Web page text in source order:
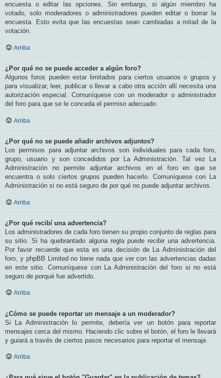
encuesta o editar las opciones. Sin embargo, si algún miembro ha
votado, solo moderadores o administradores pueden editar o borrar la
encuesta. Esto evita que las encuestas sean cambiadas a mitad de la
votación.
Arriba
¿Por qué no se puede acceder a algún foro?
Algunos foros pueden estar limitados para ciertos usuarios o grupos y
para visualizar, leer, publicar o llevar a cabo otra acción allí necesita una
autorización especial. Comuníquese con un moderador o administrador
del foro para que se le conceda el permiso adecuado.
Arriba
¿Por qué no se puede añadir archivos adjuntos?
Los permisos para adjuntar archivos son individuales para cada foro,
grupo, usuario y son concedidos por La Administración. Tal vez La
Administración no permite adjuntar archivos en el foro en que se
encuentra o solo ciertos grupos pueden hacerlo. Comuníquese con La
Administración si no está seguro de por qué no puede adjuntar archivos.
Arriba
¿Por qué recibí una advertencia?
Los administradores de cada foro tienen su propio conjunto de reglas para
su sitio. Si ha quebrantado alguna regla puede recibir una advertencia.
Por favor recuerde que esta es una decisión de La Administración del
foro, y phpBB Limited no tiene nada que ver con las advertencias dadas
en este sitio. Comuníquese con La Administración del foro si no está
seguro de porqué fue advertido.
Arriba
¿Cómo se puede reportar un mensaje a un moderador?
Si La Administración lo permite, debería ver un botón para reportar
mensajes cerca del mismo. Haciendo clic sobre el botón, el foro le llevará
y guiará a través de ciertos pasos necesarios para reportar el mensaje.
Arriba